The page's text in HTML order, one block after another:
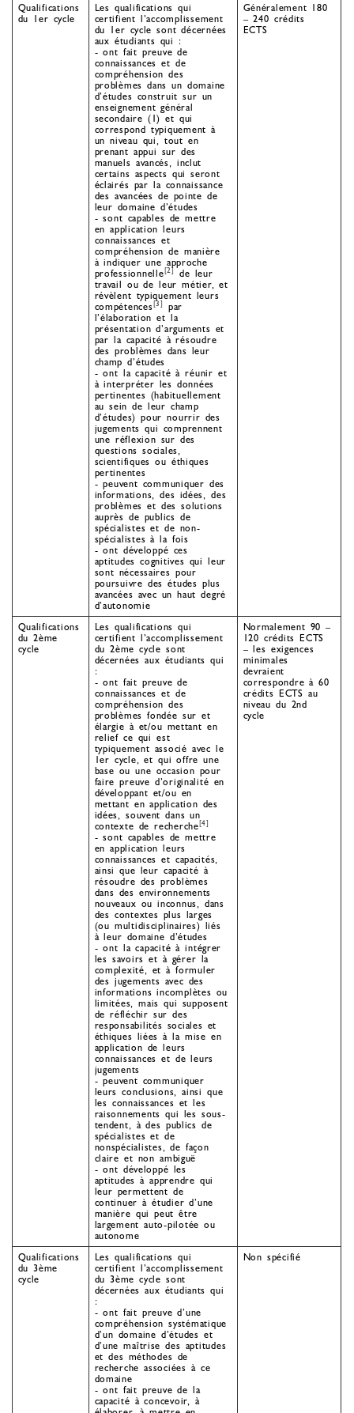
Qualifications
du 1er cycle
Les qualifications qui
certifient l’accomplissement
du 1er cycle sont décernées
aux étudiants qui :
- ont fait preuve de
connaissances et de
compréhension des
problèmes dans un domaine
d’études construit sur un
enseignement général
secondaire (1) et qui
correspond typiquement à
un niveau qui, tout en
prenant appui sur des
manuels avancés, inclut
certains aspects qui seront
éclairés par la connaissance
des avancées de pointe de
leur domaine d’études
- sont capables de mettre
en application leurs
connaissances et
compréhension de manière
à indiquer une approche
professionnelle[2]
de leur
travail ou de leur métier, et
révèlent typiquement leurs
compétences[3]
par
l’élaboration et la
présentation d’arguments et
par la capacité à résoudre
des problèmes dans leur
champ d’études
- ont la capacité à réunir et
à interpréter les données
pertinentes (habituellement
au sein de leur champ
d’études) pour nourrir des
jugements qui comprennent
une réflexion sur des
questions sociales,
scientifiques ou éthiques
pertinentes
- peuvent communiquer des
informations, des idées, des
problèmes et des solutions
auprès de publics de
spécialistes et de non-
spécialistes à la fois
- ont développé ces
aptitudes cognitives qui leur
sont nécessaires pour
poursuivre des études plus
avancées avec un haut degré
d’autonomie
Généralement 180
– 240 crédits
ECTS
Qualifications
du 2ème
cycle
Les qualifications qui
certifient l’accomplissement
du 2ème cycle sont
décernées aux étudiants qui
:
- ont fait preuve de
connaissances et de
compréhension des
problèmes fondée sur et
élargie à et/ou mettant en
relief ce qui est
typiquement associé avec le
1er cycle, et qui offre une
base ou une occasion pour
faire preuve d’originalité en
développant et/ou en
mettant en application des
idées, souvent dans un
contexte de recherche[4]
- sont capables de mettre
en application leurs
connaissances et capacités,
ainsi que leur capacité à
résoudre des problèmes
dans des environnements
nouveaux ou inconnus, dans
des contextes plus larges
(ou multidisciplinaires) liés
à leur domaine d’études
- ont la capacité à intégrer
les savoirs et à gérer la
complexité, et à formuler
des jugements avec des
informations incomplètes ou
limitées, mais qui supposent
de réfléchir sur des
responsabilités sociales et
éthiques liées à la mise en
application de leurs
connaissances et de leurs
jugements
- peuvent communiquer
leurs conclusions, ainsi que
les connaissances et les
raisonnements qui les sous-
tendent, à des publics de
spécialistes et de
nonspécialistes, de façon
claire et non ambiguë
- ont développé les
aptitudes à apprendre qui
leur permettent de
continuer à étudier d’une
manière qui peut être
largement auto-pilotée ou
autonome
Normalement 90 –
120 crédits ECTS
– les exigences
minimales
devraient
correspondre à 60
crédits ECTS au
niveau du 2nd
cycle
Qualifications
du 3ème
cycle
Les qualifications qui
certifient l’accomplissement
du 3ème cycle sont
décernées aux étudiants qui
:
- ont fait preuve d’une
compréhension systématique
d’un domaine d’études et
d’une maîtrise des aptitudes
et des méthodes de
recherche associées à ce
domaine
- ont fait preuve de la
capacité à concevoir, à
Non spécifié